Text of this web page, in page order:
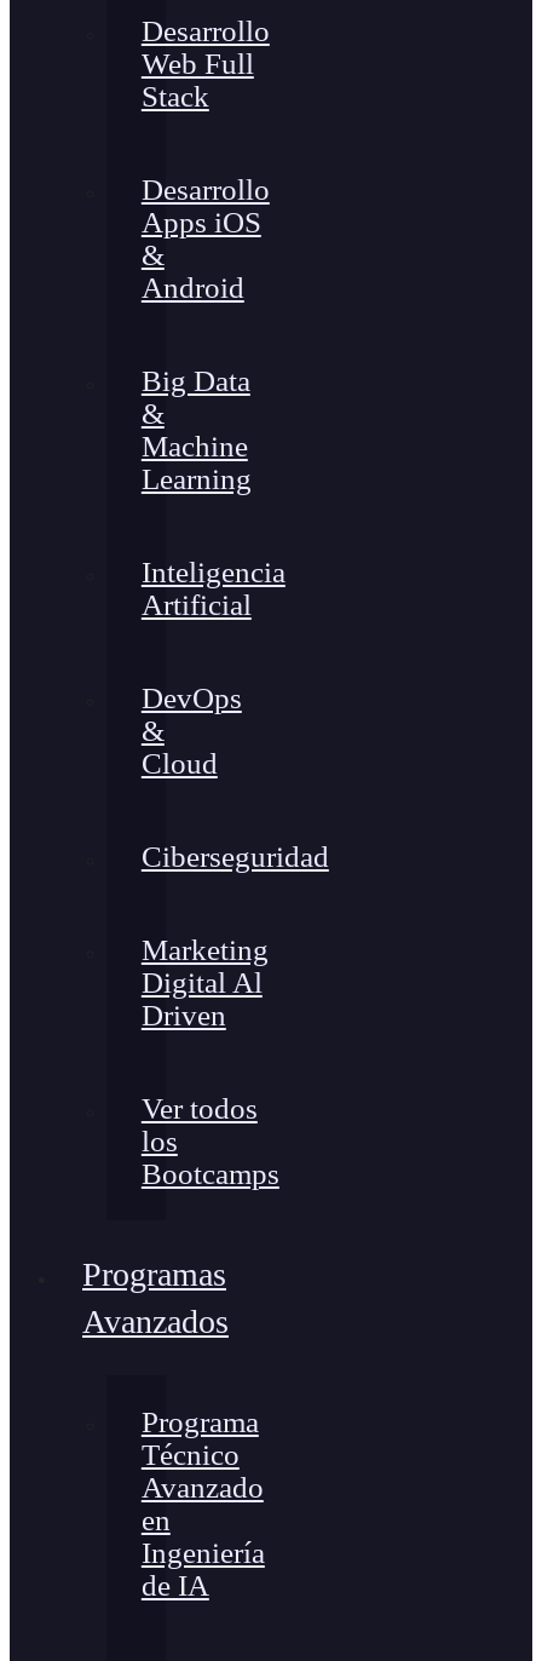
Desarrollo
Web Full
Stack
Desarrollo
Apps iOS
&
Android
Big Data
&
Machine
Learning
Inteligencia
Artificial
DevOps
&
Cloud
Ciberseguridad
Marketing
Digital Al
Driven
Ver todos
los
Bootcamps
Programas
Avanzados
Programa
Técnico
Avanzado
en
Ingeniería
de IA